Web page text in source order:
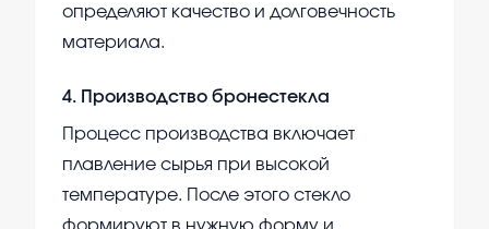
определяют качество и долговечность
материала.
4. Производство бронестекла
Процесс производства включает
плавление сырья при высокой
температуре. После этого стекло
формируют в нужную форму и